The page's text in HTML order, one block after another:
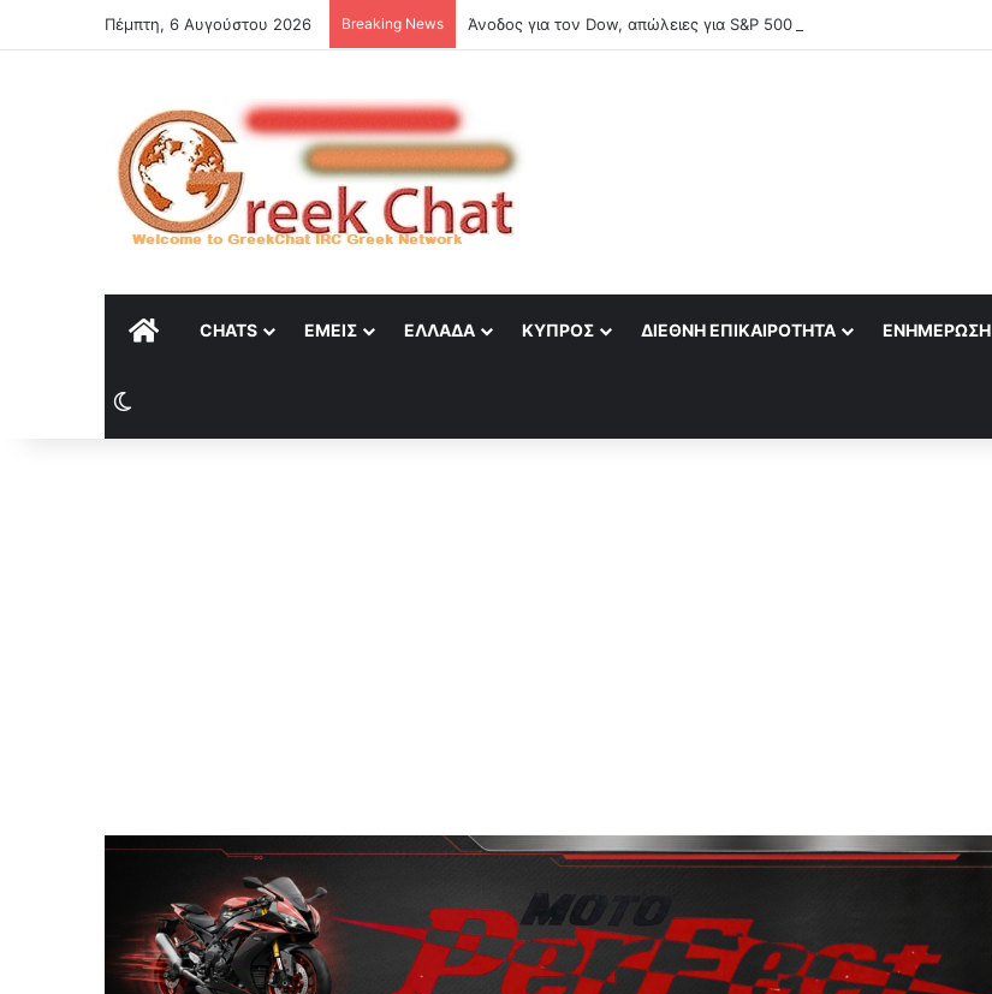
Πέμπτη, 6 Αυγούστου 2026 Breaking News Άνοδος για τον Dow, απώλειες για S&P 500 και τεχνολογικές μετοχές
ΑΡΧΙΚΉCHATS ΕΜΕΊΣ ΕΛΛΆΔΑ ΚΎΠΡΟΣ ΔΙΕΘΝΉ ΕΠΙΚΑΙΡΌΤΗΤΑ ΕΝΗΜΈΡΩΣΗ